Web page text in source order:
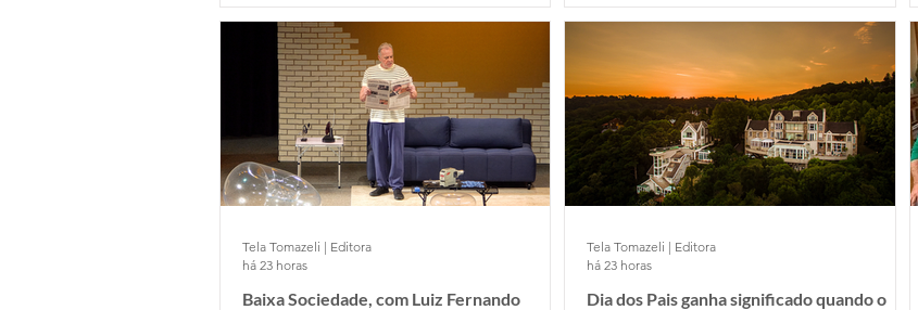
Baixa Sociedade, com Luiz Fernando
Tela Tomazeli | Editora
há 23 horas
Dia dos Pais ganha significado quando o
Tela Tomazeli | Editora
há 23 horas